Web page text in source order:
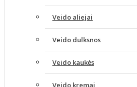
Veido aliejai
Veido dulksnos
Veido kaukės
Veido kremai